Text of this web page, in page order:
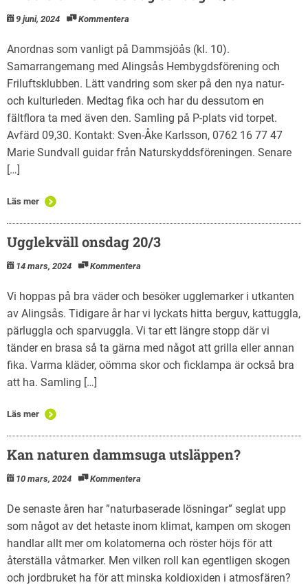
9 juni, 2024 Kommentera
Anordnas som vanligt på Dammsjöås (kl. 10).
Samarrangemang med Alingsås Hembygdsförening och
Friluftsklubben. Lätt vandring som sker på den nya natur-
och kulturleden. Medtag fika och har du dessutom en
fältflora ta med även den. Samling på P-plats vid torpet.
Avfärd 09,30. Kontakt: Sven-Åke Karlsson, 0762 16 77 47
Marie Sundvall guidar från Naturskyddsföreningen. Senare
[…]
Läs mer
Ugglekväll onsdag 20/3
14 mars, 2024 Kommentera
Vi hoppas på bra väder och besöker ugglemarker i utkanten
av Alingsås. Tidigare år har vi lyckats hitta berguv, kattuggla,
pärluggla och sparvuggla. Vi tar ett längre stopp där vi
tänder en brasa så ta gärna med något att grilla eller annan
fika. Varma kläder, oömma skor och ficklampa är också bra
att ha. Samling […]
Läs mer
Kan naturen dammsuga utsläppen?
10 mars, 2024 Kommentera
De senaste åren har ”naturbaserade lösningar” seglat upp
som något av det hetaste inom klimat, kampen om skogen
handlar allt mer om kolatomerna och röster höjs för att
återställa våtmarker. Men vilken roll kan egentligen skogen
och jordbruket ha för att minska koldioxiden i atmosfären?